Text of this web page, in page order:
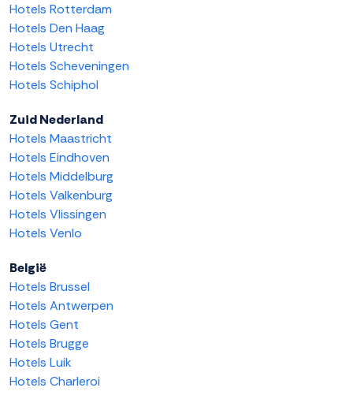
Hotels Rotterdam
Hotels Den Haag
Hotels Utrecht
Hotels Scheveningen
Hotels Schiphol
Zuid Nederland
Hotels Maastricht
Hotels Eindhoven
Hotels Middelburg
Hotels Valkenburg
Hotels Vlissingen
Hotels Venlo
België
Hotels Brussel
Hotels Antwerpen
Hotels Gent
Hotels Brugge
Hotels Luik
Hotels Charleroi